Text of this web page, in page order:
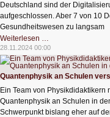
Deutschland sind der
aufgeschlossen. Aber 7 von 10
Gesundheitswesen zu langsam
Weiterlesen …
des
im
Schneckentempo
28.11.2024 00:00
Quantenphysik an Schulen
Ein Team von Physikdidaktikern
Quantenphysik an Schulen in
Schwerpunkt bislang eher auf